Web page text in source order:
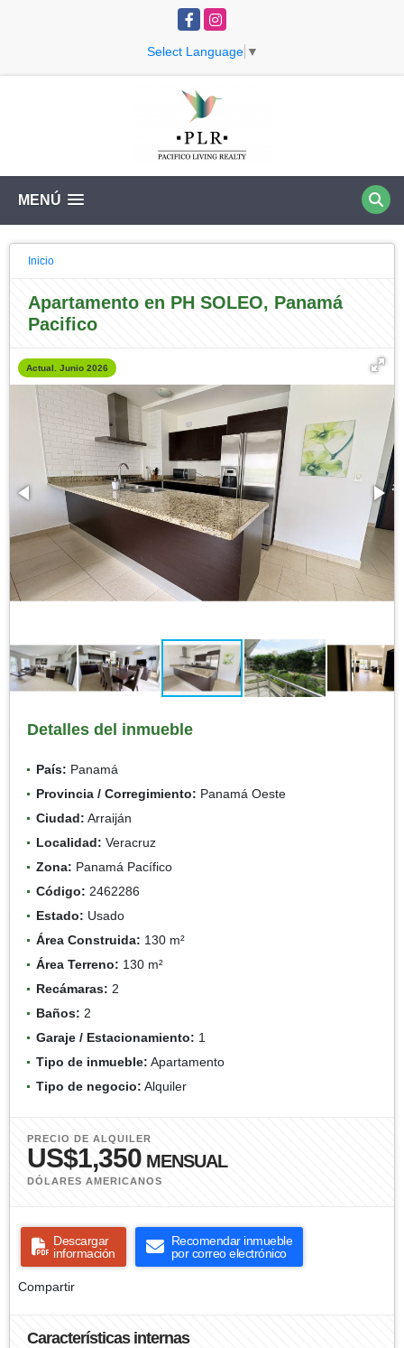
FacebookInstagram
Select Language ▼
MENÚ
Inicio
Apartamento en PH SOLEO, Panamá
Pacifico
Actual. Junio 2026
Detalles del inmueble
País: Panamá
Provincia / Corregimiento: Panamá Oeste
Ciudad: Arraiján
Localidad: Veracruz
Zona: Panamá Pacífico
Código: 2462286
Estado: Usado
Área Construida: 130 m²
Área Terreno: 130 m²
Recámaras: 2
Baños: 2
Garaje / Estacionamiento: 1
Tipo de inmueble: Apartamento
Tipo de negocio: Alquiler
PRECIO DE ALQUILER
US$1,350 MENSUAL
DÓLARES AMERICANOS
Descargar
información
Recomendar inmueble
por correo electrónico
Compartir
Características internas